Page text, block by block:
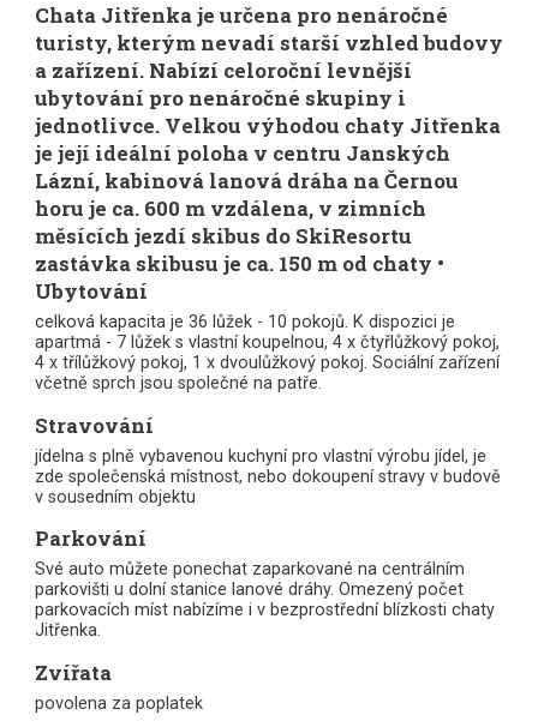
Chata Jitřenka je určena pro nenáročné
turisty, kterým nevadí starší vzhled budovy
a zařízení. Nabízí celoroční levnější
ubytování pro nenáročné skupiny i
jednotlivce. Velkou výhodou chaty Jitřenka
je její ideální poloha v centru Janských
Lázní, kabinová lanová dráha na Černou
horu je ca. 600 m vzdálena, v zimních
měsících jezdí skibus do SkiResortu
zastávka skibusu je ca. 150 m od chaty •
Ubytování
celková kapacita je 36 lůžek - 10 pokojů. K dispozici je
apartmá - 7 lůžek s vlastní koupelnou, 4 x čtyřlůžkový pokoj,
4 x třílůžkový pokoj, 1 x dvoulůžkový pokoj. Sociální zařízení
včetně sprch jsou společné na patře.
Stravování
jídelna s plně vybavenou kuchyní pro vlastní výrobu jídel, je
zde společenská místnost, nebo dokoupení stravy v budově
v sousedním objektu
Parkování
Své auto můžete ponechat zaparkované na centrálním
parkovišti u dolní stanice lanové dráhy. Omezený počet
parkovacích míst nabízíme i v bezprostřední blízkosti chaty
Jitřenka.
Zvířata
povolena za poplatek